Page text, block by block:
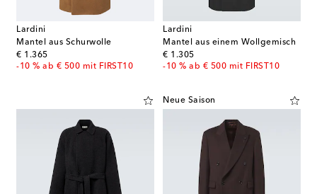
Lardini
Mantel aus Schurwolle
€ 1.365
original price
-10 % ab € 500 mit FIRST10
Lardini
Mantel aus einem Wollgemisch
€ 1.305
original price
-10 % ab € 500 mit FIRST10
Neue Saison